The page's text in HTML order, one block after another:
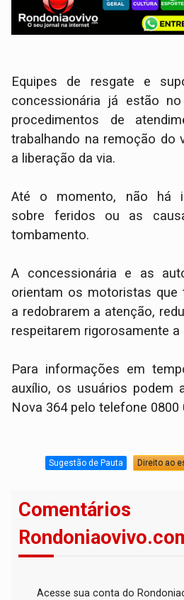
​Equipes de resgate e
concessionária já estão
procedimentos de
trabalhando na remoção do
a liberação da via.
Até o momento, não há
sobre feridos ou as
tombamento.
​A concessionária e as
orientam os motoristas que
a redobrarem a atenção,
respeitarem rigorosamente a
Para informações em
auxílio, os usuários podem
Nova 364 pelo telefone 0800
Sugestão de Pauta Direito ao
Comentários
Acesse sua conta do